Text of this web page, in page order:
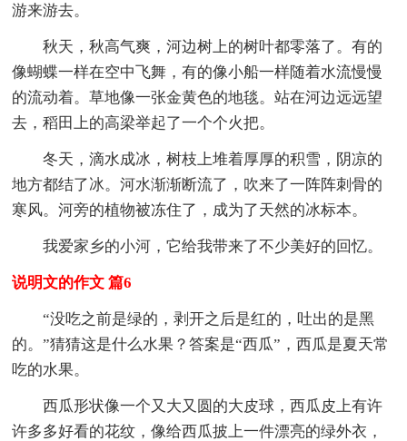
游来游去。
秋天，秋高气爽，河边树上的树叶都零落了。有的
像蝴蝶一样在空中飞舞，有的像小船一样随着水流慢慢
的流动着。草地像一张金黄色的地毯。站在河边远远望
去，稻田上的高梁举起了一个个火把。
冬天，滴水成冰，树枝上堆着厚厚的积雪，阴凉的
地方都结了冰。河水渐渐断流了，吹来了一阵阵刺骨的
寒风。河旁的植物被冻住了，成为了天然的冰标本。
我爱家乡的小河，它给我带来了不少美好的回忆。
说明文的作文 篇6
“没吃之前是绿的，剥开之后是红的，吐出的是黑
的。”猜猜这是什么水果？答案是“西瓜”，西瓜是夏天常
吃的水果。
西瓜形状像一个又大又圆的大皮球，西瓜皮上有许
许多多好看的花纹，像给西瓜披上一件漂亮的绿外衣，